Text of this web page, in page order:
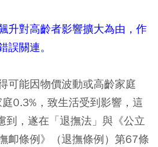
升對高齡者影響擴大為由，作
誤關連。
可能因物價波動或高齡家庭
0.3%，致生活受到影響，這
到，遂在「退撫法」與《公立
卹條例》（退撫條例）第67條